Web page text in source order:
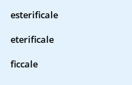
esterificale
eterificale
ficcale